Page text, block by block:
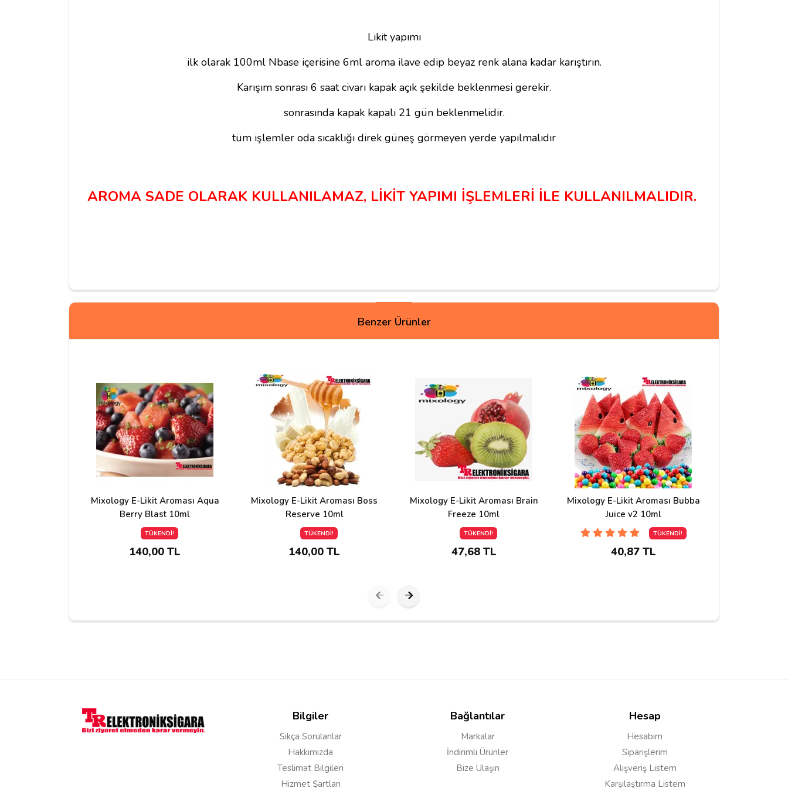
Likit yapımı
ilk olarak 100ml Nbase içerisine 6ml aroma ilave edip beyaz renk alana kadar karıştırın.
Karışım sonrası 6 saat civarı kapak açık şekilde beklenmesi gerekir.
sonrasında kapak kapalı 21 gün beklenmelidir.
tüm işlemler oda sıcaklığı direk güneş görmeyen yerde yapılmalıdır
AROMA SADE OLARAK KULLANILAMAZ, LİKİT YAPIMI İŞLEMLERİ İLE KULLANILMALIDIR.
Yorumunuz*
Benzer Ürünler
Mixology E-Likit Aroması Aqua
Berry Blast 10ml
TÜKENDİ!
140,00 TL
Mixology E-Likit Aroması Boss
Reserve 10ml
TÜKENDİ!
140,00 TL
Mixology E-Likit Aroması Brain
Freeze 10ml
TÜKENDİ!
47,68 TL
Mixology E-Likit Aroması Bubba
Juice v2 10ml
TÜKENDİ!
40,87 TL
Bilgiler
Sıkça Sorulanlar
Hakkımızda
Teslimat Bilgileri
Hizmet Şartları
Bağlantılar
Markalar
İndirimli Ürünler
Bize Ulaşın
Hesap
Hesabım
Siparişlerim
Alışveriş Listem
Karşılaştırma Listem